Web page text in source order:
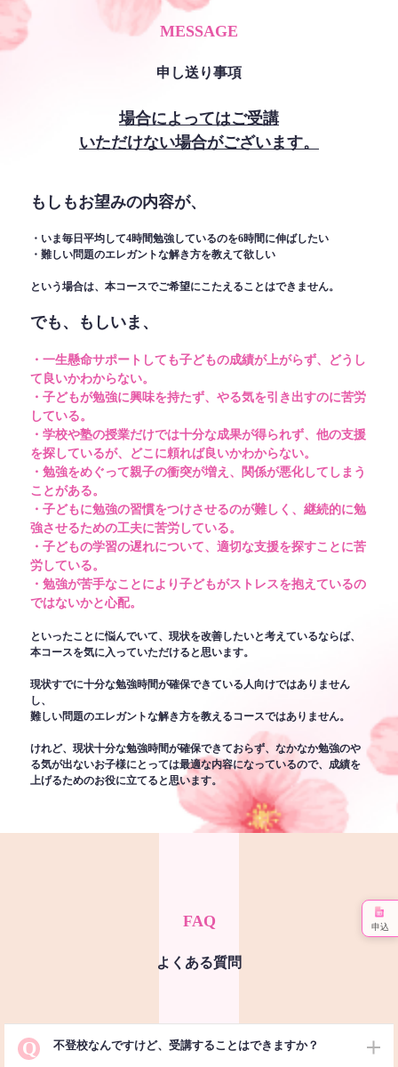
MESSAGE
申し送り事項
場合によってはご受講
いただけない場合がございます。
もしもお望みの内容が、
・いま毎日平均して4時間勉強しているのを6時間に伸ばしたい
・難しい問題のエレガントな解き方を教えて欲しい
という場合は、本コースでご希望にこたえることはできません。
でも、もしいま、
・一生懸命サポートしても子どもの成績が上がらず、どうし
て良いかわからない。
・子どもが勉強に興味を持たず、やる気を引き出すのに苦労
している。
・学校や塾の授業だけでは十分な成果が得られず、他の支援
を探しているが、どこに頼れば良いかわからない。
・勉強をめぐって親子の衝突が増え、関係が悪化してしまう
ことがある。
・子どもに勉強の習慣をつけさせるのが難しく、継続的に勉
強させるための工夫に苦労している。
・子どもの学習の遅れについて、適切な支援を探すことに苦
労している。
・勉強が苦手なことにより子どもがストレスを抱えているの
ではないかと心配。
といったことに悩んでいて、現状を改善したいと考えているならば、
本コースを気に入っていただけると思います。
現状すでに十分な勉強時間が確保できている人向けではありません
し、
難しい問題のエレガントな解き方を教えるコースではありません。
けれど、現状十分な勉強時間が確保できておらず、なかなか勉強のや
る気が出ないお子様にとっては最適な内容になっているので、成績を
上げるためのお役に立てると思います。
FAQ
よくある質問
Q 不登校なんですけど、受講することはできますか？
申込